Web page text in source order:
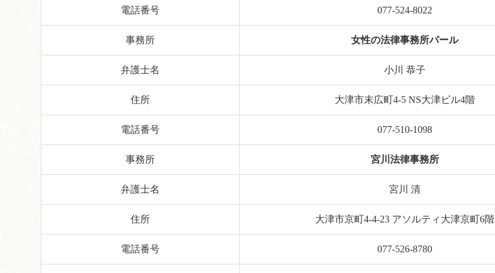
電話番号 077-524-8022
事務所 女性の法律事務所パール
弁護士名 小川 恭子
住所 大津市末広町4-5 NS大津ビル4階
電話番号 077-510-1098
事務所 宮川法律事務所
弁護士名 宮川 清
住所 大津市京町4-4-23 アソルティ大津京町6階
電話番号 077-526-8780